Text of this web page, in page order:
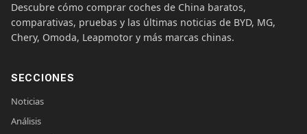
Descubre cómo comprar coches de China baratos,
comparativas, pruebas y las últimas noticias de BYD, MG,
Chery, Omoda, Leapmotor y más marcas chinas.
SECCIONES
Noticias
Análisis